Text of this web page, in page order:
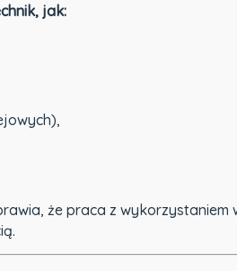
jak:
że praca z